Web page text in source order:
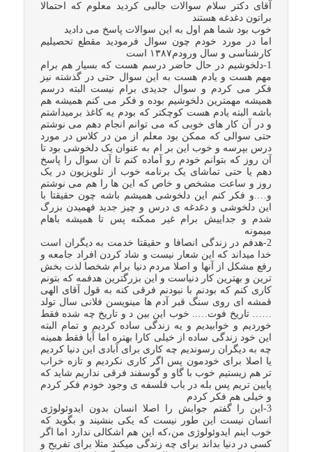
آقای دکتر سلام سوالات جالبی کردید معلوم که احتمالا
براتون دغدغه هستند
خوب بود شما هم اول به این سوالات پاسخ می دادید
اما در مورد خودم چون سوال فرمودید مقطع تحصیلیم
کارشناسی و سال ورودم۱۳۸۷ است
1-دلخوشیم در حال حاضر درسم هست که بسیار هم برام
مهم هست و یادم هست به این سوال حتی در گذشته نیز
فکر می کردم و سوال جدیدی برام نیست البته درسم
همیشه مهمترین دلخوشیم بوده و فکر می کنم همیشه هم
باشه البته یادم هست کوچکتر که بودم یه کاغذ برمیداشتم
و در آن کار های خوبی که می توانم انجام دهم می نوشتم
حتی سوالی که ممکن بود معلم از من در کلاس در مورد
درس بپرسه و خوب این بر ام به عنوان یک دلخوشی بود تا
آن روز که بتوانم خودم رو آماده کنم تا آن سوال را پاسخ
دهم یا حتی تماشای یک برنامه خوب از تلویزیون در یک
روز و ساعت مشخص و خاص که این ها را هم می نوشتم
و….و فکر کنم این دلخوشی همیشم باشه چون حقیقتا با
این دلخوشی و دغدغه ی درس و چیز جدید فهمیدن بزرگ
شدم و جداییش برام غیر ممکنه پس تا همیشه باهام
میمونه
2-هدفم در زندگی انصافا و حقیقتا خدمت به دیگران است
خدا میداند که این شعار نیست و شاد کردن افراد جامعه و
رفع مشکل از آنها و اصلا مردم دنیا برام شخصا لذت بخش
ترین و بهترین کار دنیاست و این بزرگترین هدفمه که بتونم
کاری کنم که بودنم با نبودنم فرقی کنه به قول آقای الهی
قمشه ای روی سنگ قبر آدم ها مینویسن فلانی سال تولد
…… تاریخ فوت….. خوب این بین د و تاریخ چه شده فقط
خوردیم و خوابیدیم و یه زندگی ساده کردیم و تمام البته
این خود زندگی ساده از خیلی کارا بهتره اما آیا فقط همینه
چه به دیگران رسوندیم چه کاری برای آبادی این دنیا کردیم
یا اصلا برای خودمون پس اگر کاری نکردیم و تازه خراب
تر هم زیستیم خوب با گاو و گوسفند فرقی نداریم شاید که
پایین تریم پس بله در باب فلسفه ی وجود خودم فکر کردم
و خیلی هم فکر کردم
3-این را گفتم جوابش را اصلا انسان بدون ایدوئولوژی
انسان نیست این طور نیست که یکی بنشیند و بگوید که
خوب اینم ایدوئولوژی من،که این هم اشکالی ندارد اما اگر
کسی در دنیا بداند برای چه زندگی میکند مثلا برای تفریح و